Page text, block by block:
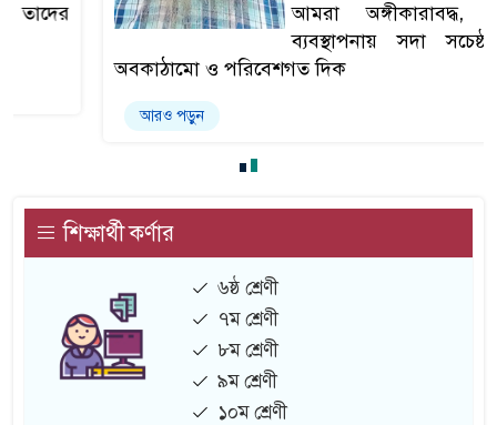
আমরা অঙ্গীকারাবদ্ধ, গুণগত
ব্যবস্থাপনায় সদা সচেষ্ঠ এবং
অবকাঠামো ও পরিবেশগত দিক
আরও পড়ুন
শিক্ষার্থী কর্ণার
৬ষ্ঠ শ্রেণী
৭ম শ্রেণী
৮ম শ্রেণী
৯ম শ্রেণী
১০ম শ্রেণী